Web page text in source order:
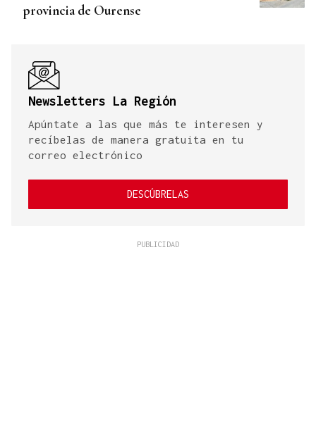
provincia de Ourense
Newsletters La Región
Apúntate a las que más te interesen y
recíbelas de manera gratuita en tu
correo electrónico
DESCÚBRELAS